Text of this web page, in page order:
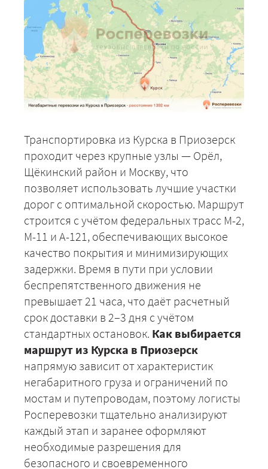
Транспортировка из Курска в Приозерск
проходит через крупные узлы — Орёл,
Щёкинский район и Москву, что
позволяет использовать лучшие участки
дорог с оптимальной скоростью. Маршрут
строится с учётом федеральных трасс М-2,
М-11 и А-121, обеспечивающих высокое
качество покрытия и минимизирующих
задержки. Время в пути при условии
беспрепятственного движения не
превышает 21 часа, что даёт расчетный
срок доставки в 2–3 дня с учётом
стандартных остановок. Как выбирается
маршрут из Курска в Приозерск
напрямую зависит от характеристик
негабаритного груза и ограничений по
мостам и путепроводам, поэтому логисты
Росперевозки тщательно анализируют
каждый этап и заранее оформляют
необходимые разрешения для
безопасного и своевременного
+7 (499) 520-05-23